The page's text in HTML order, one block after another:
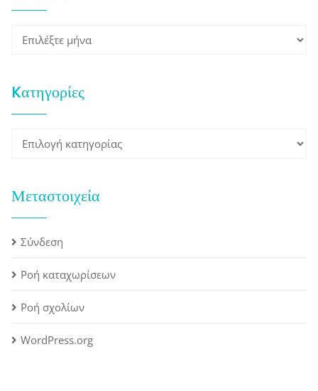
Ιστορικό
Kατηγορίες
Kατηγορίες
Μεταστοιχεία
Σύνδεση
Ροή καταχωρίσεων
Ροή σχολίων
WordPress.org